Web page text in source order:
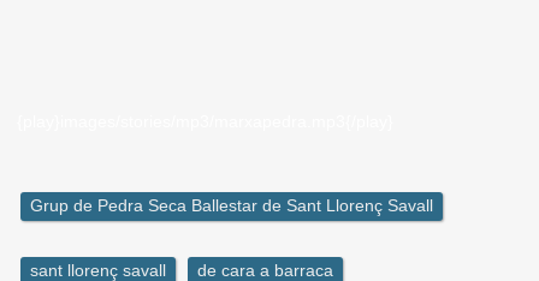
Grup de Pedra Seca Ballestar de Sant Llorenç Savall
sant llorenç savall de cara a barraca